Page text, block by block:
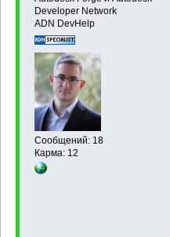
Developer Network
ADN DevHelp
Сообщений: 18
Карма: 12